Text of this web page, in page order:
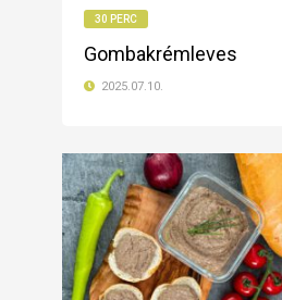
30 PERC
Gombakrémleves
2025.07.10.